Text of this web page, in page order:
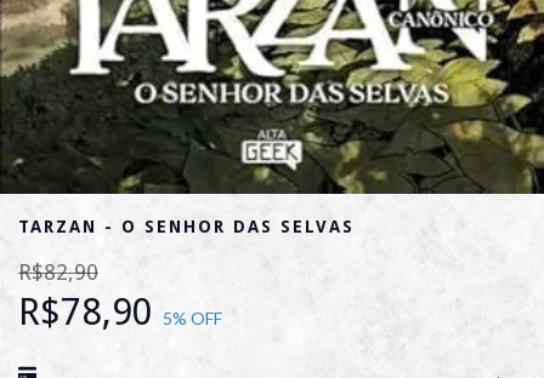
TARZAN - O SENHOR DAS SELVAS
R$82,90
R$78,90 5% OFF